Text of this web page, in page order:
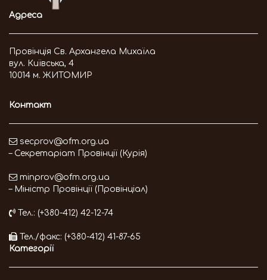
Адреса
Провінція Св. Архангела Михаїла
вул. Київська, 4
10014 м. ЖИТОМИР
Контакт
secprov@ofm.org.ua
– Секретаріат Провінції (Курія)
minprov@ofm.org.ua
– Міністр Провінції (Провінціал)
Тел.: (+380-412) 42-12-74
Тел./факс: (+380-412) 41-87-65
Категорії